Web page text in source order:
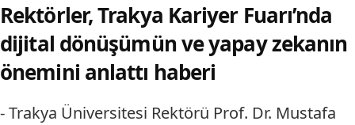
Rektörler, Trakya Kariyer Fuarı’nda
dijital dönüşümün ve yapay zekanın
önemini anlattı haberi
- Trakya Üniversitesi Rektörü Prof. Dr. Mustafa